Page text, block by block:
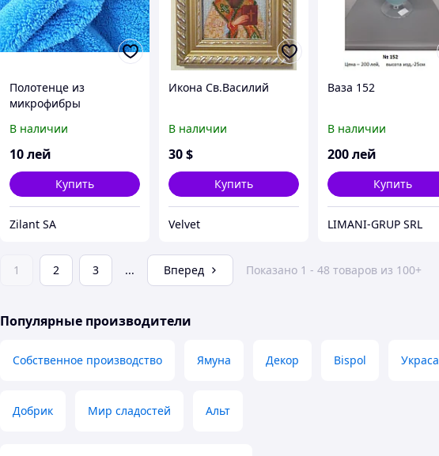
Полотенце из
микрофибры
В наличии
10лей
Купить
Zilant SA
Икона Св.Василий
В наличии
30$
Купить
Velvet
Ваза 152
В наличии
200лей
Купить
LIMANI-GRUP SRL
1 2 3 ... Вперед Показано 1 - 48 товаров из 100+
Популярные производители
Собственное производство Ямуна Декор Bispol Украса
Добрик Мир сладостей Альт